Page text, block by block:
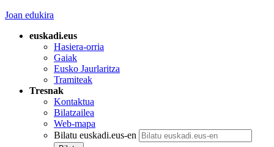
Joan edukira
euskadi.eus
Hasiera-orria
Gaiak
Eusko Jaurlaritza
Tramiteak
Tresnak
Kontaktua
Bilatzailea
Web-mapa
Bilatu euskadi.eus-en